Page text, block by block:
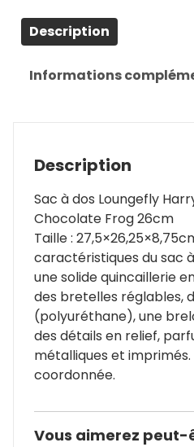
Description
Informations
Description
Sac à dos Loungefly
Chocolate Frog 26cm
Taille :
caractéristiques du sac
une solide quincaillerie
des bretelles réglables,
(polyuréthane), une
des détails en relief,
métalliques et
coordonnée.
Vous aimerez peut-